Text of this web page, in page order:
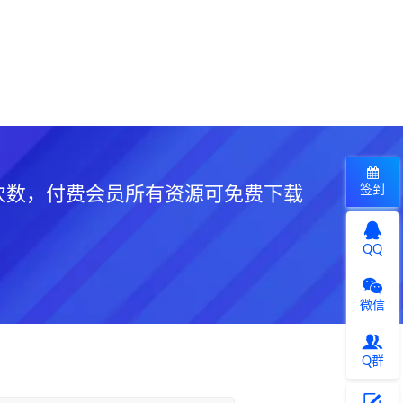
，付费会员所有资源可免费下载 签到
QQ
微信
Q群